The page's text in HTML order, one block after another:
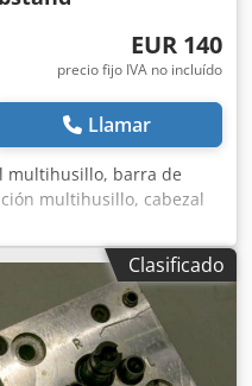
EUR 140
precio fijo IVA no incluído
Llamar
multihusillo, barra de
multihusillo, cabezal
de perforación en línea,
máquina de
de perforación -
M8 -Rotación:
-Distancia entre
150/100/A100 mm -
Clasificado